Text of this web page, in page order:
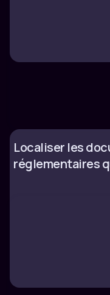
Localiser les
réglementaires